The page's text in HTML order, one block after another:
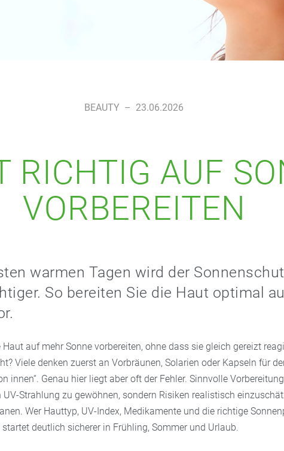
BEAUTY – 23.06.2026
RICHTIG AUF
VORBEREITEN
warmen Tagen wird der
So bereiten Sie die Haut optimal
auf mehr Sonne vorbereiten, ohne dass sie gleich gereizt
Viele denken zuerst an Vorbräunen, Solarien oder Kapseln für
innen“. Genau hier liegt aber oft der Fehler. Sinnvolle
Strahlung zu gewöhnen, sondern Risiken realistisch
Wer Hauttyp, UV-Index, Medikamente und die richtige
deutlich sicherer in Frühling, Sommer und Urlaub.